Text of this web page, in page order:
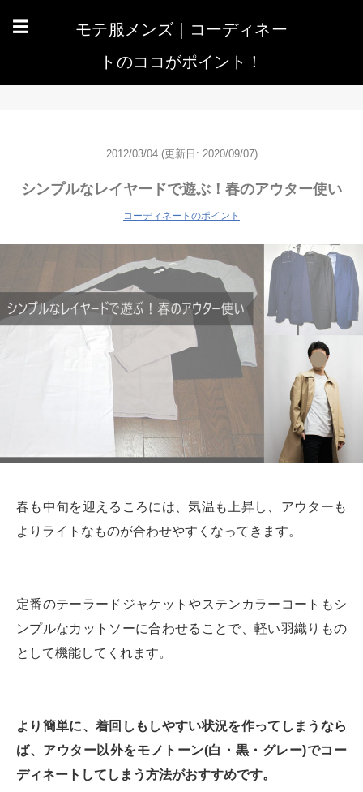
☰
モテ服メンズ｜コーディネー
トのココがポイント！
2012/03/04 (更新日: 2020/09/07)
シンプルなレイヤードで遊ぶ！春のアウター使い
コーディネートのポイント
春も中旬を迎えるころには、気温も上昇し、アウターも
よりライトなものが合わせやすくなってきます。
定番のテーラードジャケットやステンカラーコートもシ
ンプルなカットソーに合わせることで、軽い羽織りもの
として機能してくれます。
より簡単に、着回しもしやすい状況を作ってしまうなら
ば、アウター以外をモノトーン(白・黒・グレー)でコー
ディネートしてしまう方法がおすすめです。